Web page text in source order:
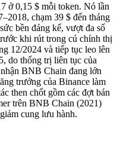
ở 0,15 $ mỗi token. Nó lần
chạm 39 $ đến tháng
bền đáng kể, vượt đa số
khi rút trong cú chỉnh thị
12/2024 và tiếp tục leo lên
do thống trị liên tục của
BNB Chain đang lớn
trưởng của Binance làm
then chốt gồm các đợt bán
trên BNB Chain (2021)
cung lưu hành.